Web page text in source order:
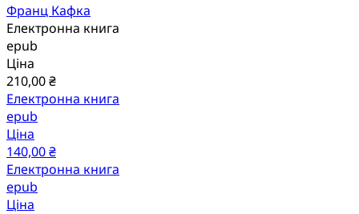
Франц Кафка
Електронна книга
epub
Ціна
210,00 ₴
Електронна книга
epub
Ціна
140,00 ₴
Електронна книга
epub
Ціна